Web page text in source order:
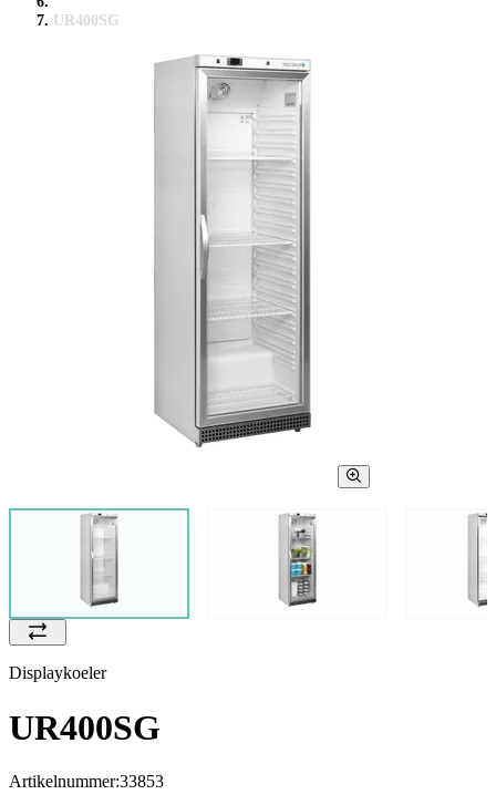
UR400SG
Displaykoeler
UR400SG
Artikelnummer:33853